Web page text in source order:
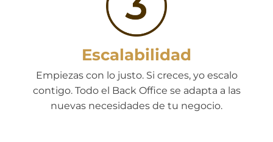
Escalabilidad
Empiezas con lo justo. Si creces, yo escalo
contigo. Todo el Back Office se adapta a las
nuevas necesidades de tu negocio.